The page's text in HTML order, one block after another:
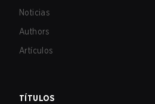
Noticias
Authors
Artículos
TÍTULOS